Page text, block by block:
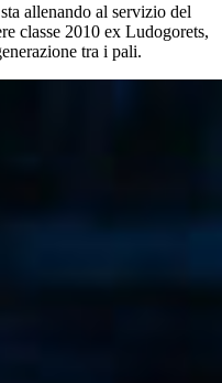
allenando al servizio del
classe 2010 ex Ludogorets,
tra i pali.